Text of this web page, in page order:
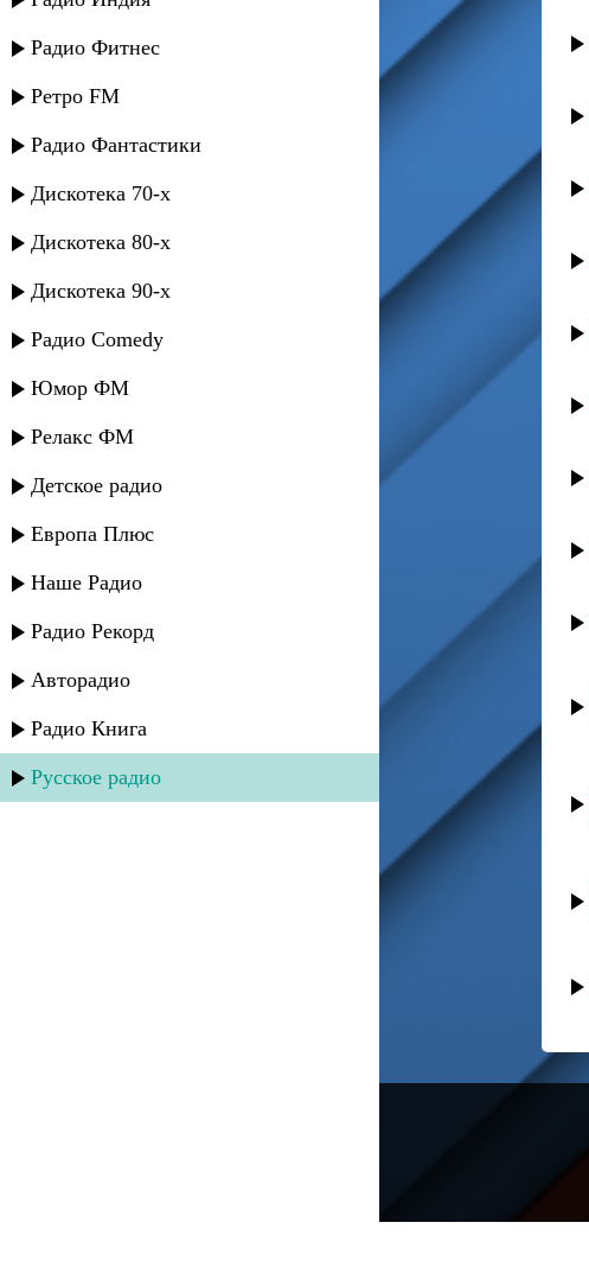
Радио Фитнес
Ретро FM
Радио Фантастики
Дискотека 70-х
Дискотека 80-х
Дискотека 90-х
Радио Comedy
Юмор ФМ
Релакс ФМ
Детское радио
Европа Плюс
Наше Радио
Радио Рекорд
Авторадио
Радио Книга
Русское радио